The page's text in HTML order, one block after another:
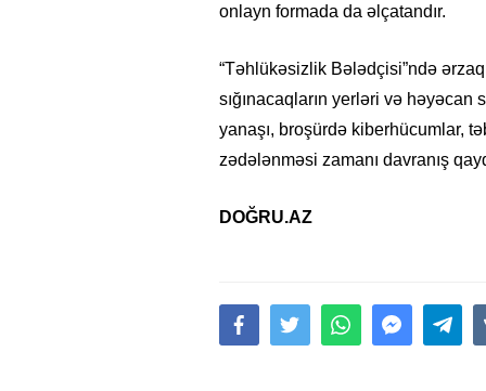
onlayn formada da əlçatandır.
“Təhlükəsizlik Bələdçisi”ndə ərzaq
sığınacaqların yerləri və
yanaşı, broşürdə kiberhücumlar,
zədələnməsi zamanı davranış
DOĞRU.AZ